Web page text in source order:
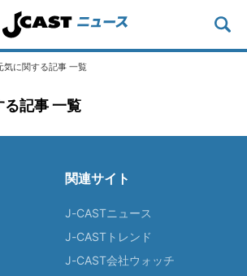
気に関する記事 一覧
る記事 一覧
関連サイト
J-CASTニュース
J-CASTトレンド
J-CAST会社ウォッチ